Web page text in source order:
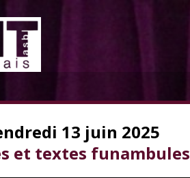
13 juin 2025
et textes funambules